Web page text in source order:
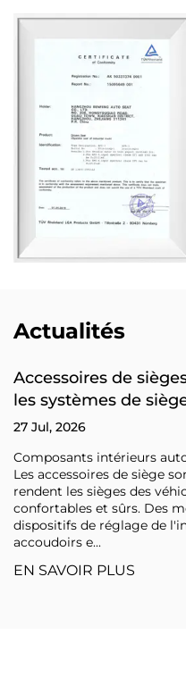
Actualités
Accessoires de
les systèmes de
27 Jul, 2026
Composants intérieurs
Les accessoires de siège
rendent les sièges des
confortables et sûrs. Des
dispositifs de réglage de
accoudoirs e...
EN SAVOIR PLUS